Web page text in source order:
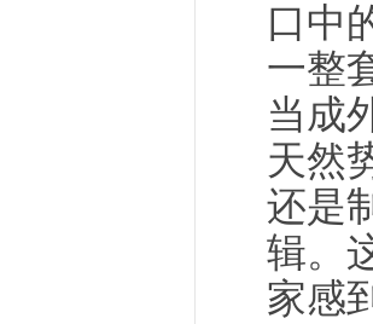
口中
一整
当成
天然
还是
辑。
家感